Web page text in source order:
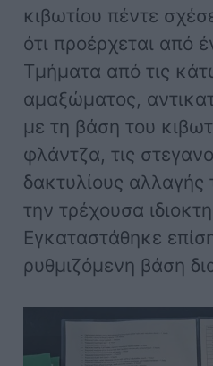
κιβωτίου πέντε
ότι προέρχεται από
Τμήματα από τις
αμαξώματος,
με τη βάση του
φλάντζα, τις
δακτυλίους
την τρέχουσα
Εγκαταστάθηκε
ρυθμιζόμενη βάση